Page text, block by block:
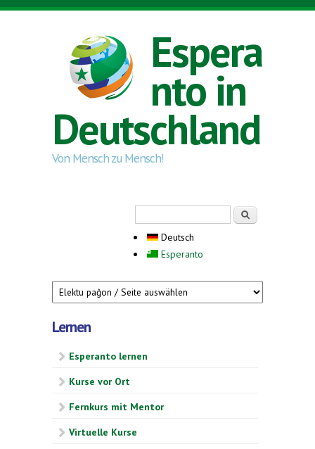
Direkt zum Inhalt
Espera
nto in
Deutschland
Von Mensch zu Mensch!
Deutsch
Esperanto
Lernen
Esperanto lernen
Kurse vor Ort
Fernkurs mit Mentor
Virtuelle Kurse